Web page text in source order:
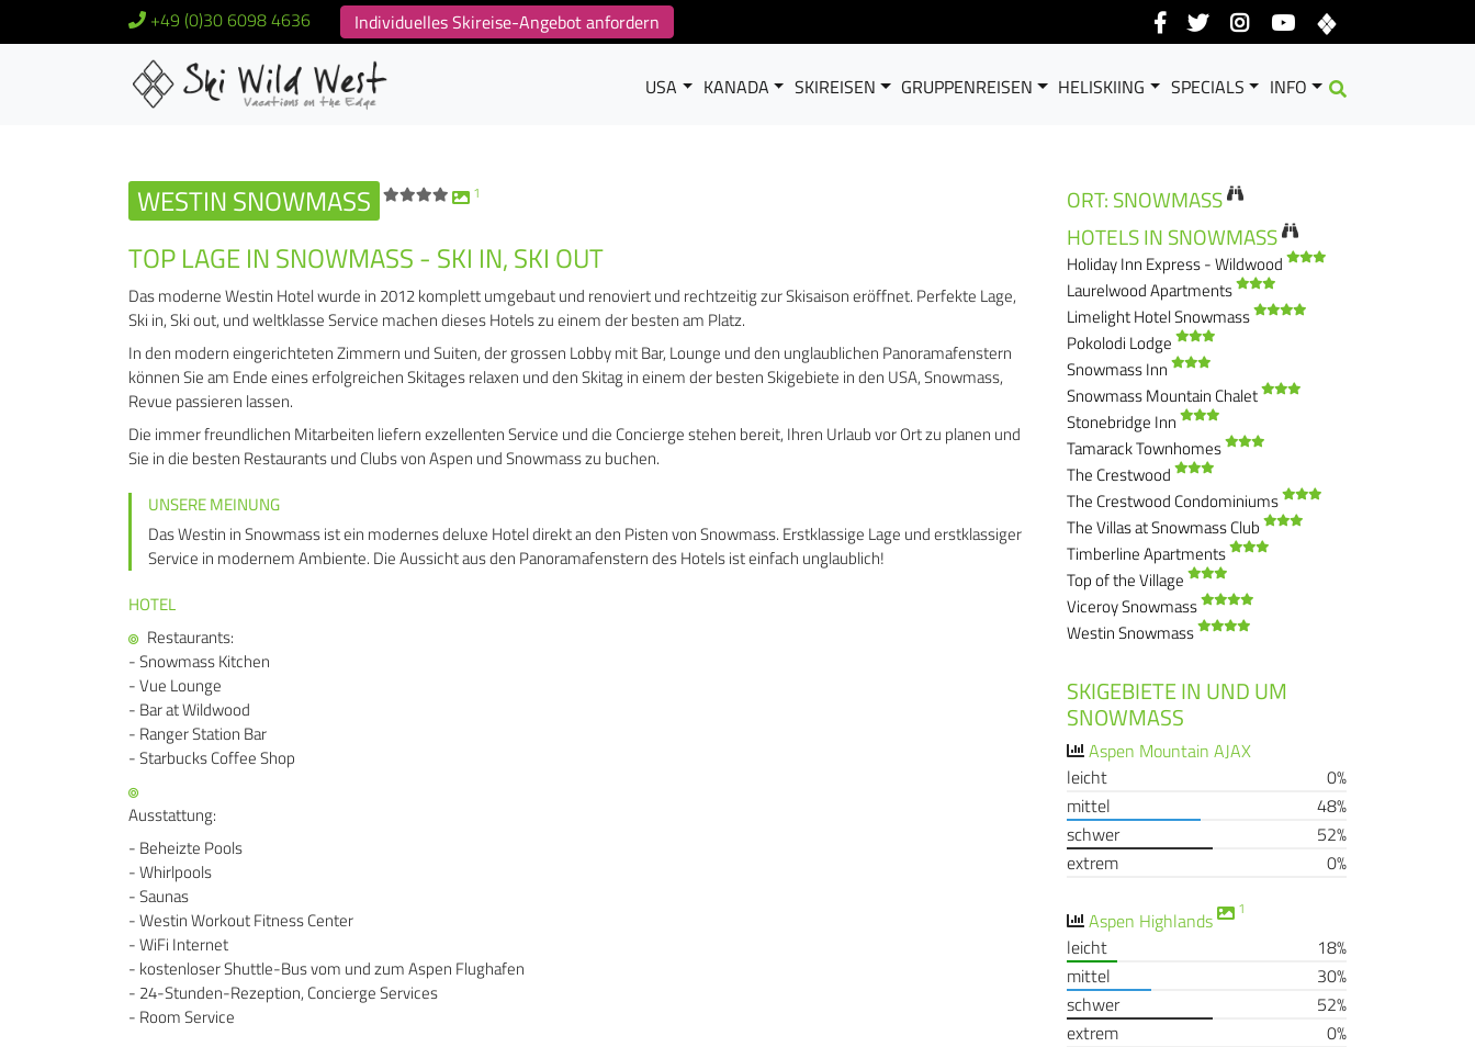
+49 (0)30 6098 4636 Individuelles Skireise-Angebot anfordern
USA KANADA SKIREISEN GRUPPENREISEN HELISKIING SPECIALS INFO
WESTIN SNOWMASS 1
TOP LAGE IN SNOWMASS - SKI IN, SKI OUT
Das moderne Westin Hotel wurde in 2012 komplett umgebaut und renoviert und rechtzeitig zur Skisaison eröffnet. Perfekte Lage,
Ski in, Ski out, und weltklasse Service machen dieses Hotels zu einem der besten am Platz.
In den modern eingerichteten Zimmern und Suiten, der grossen Lobby mit Bar, Lounge und den unglaublichen Panoramafenstern
können Sie am Ende eines erfolgreichen Skitages relaxen und den Skitag in einem der besten Skigebiete in den USA, Snowmass,
Revue passieren lassen.
Die immer freundlichen Mitarbeiten liefern exzellenten Service und die Concierge stehen bereit, Ihren Urlaub vor Ort zu planen und
Sie in die besten Restaurants und Clubs von Aspen und Snowmass zu buchen.
UNSERE MEINUNG
Das Westin in Snowmass ist ein modernes deluxe Hotel direkt an den Pisten von Snowmass. Erstklassige Lage und erstklassiger
Service in modernem Ambiente. Die Aussicht aus den Panoramafenstern des Hotels ist einfach unglaublich!
HOTEL
Restaurants:
- Snowmass Kitchen
- Vue Lounge
- Bar at Wildwood
- Ranger Station Bar
- Starbucks Coffee Shop
Ausstattung:
- Beheizte Pools
- Whirlpools
- Saunas
- Westin Workout Fitness Center
- WiFi Internet
- kostenloser Shuttle-Bus vom und zum Aspen Flughafen
- 24-Stunden-Rezeption, Concierge Services
- Room Service
ORT: SNOWMASS
HOTELS IN SNOWMASS
Holiday Inn Express - Wildwood
Laurelwood Apartments
Limelight Hotel Snowmass
Pokolodi Lodge
Snowmass Inn
Snowmass Mountain Chalet
Stonebridge Inn
Tamarack Townhomes
The Crestwood
The Crestwood Condominiums
The Villas at Snowmass Club
Timberline Apartments
Top of the Village
Viceroy Snowmass
Westin Snowmass
SKIGEBIETE IN UND UM
SNOWMASS
Aspen Mountain AJAX
leicht
0%
mittel
48%
schwer
52%
extrem
0%
Aspen Highlands 1
leicht
18%
mittel
30%
schwer
52%
extrem
0%